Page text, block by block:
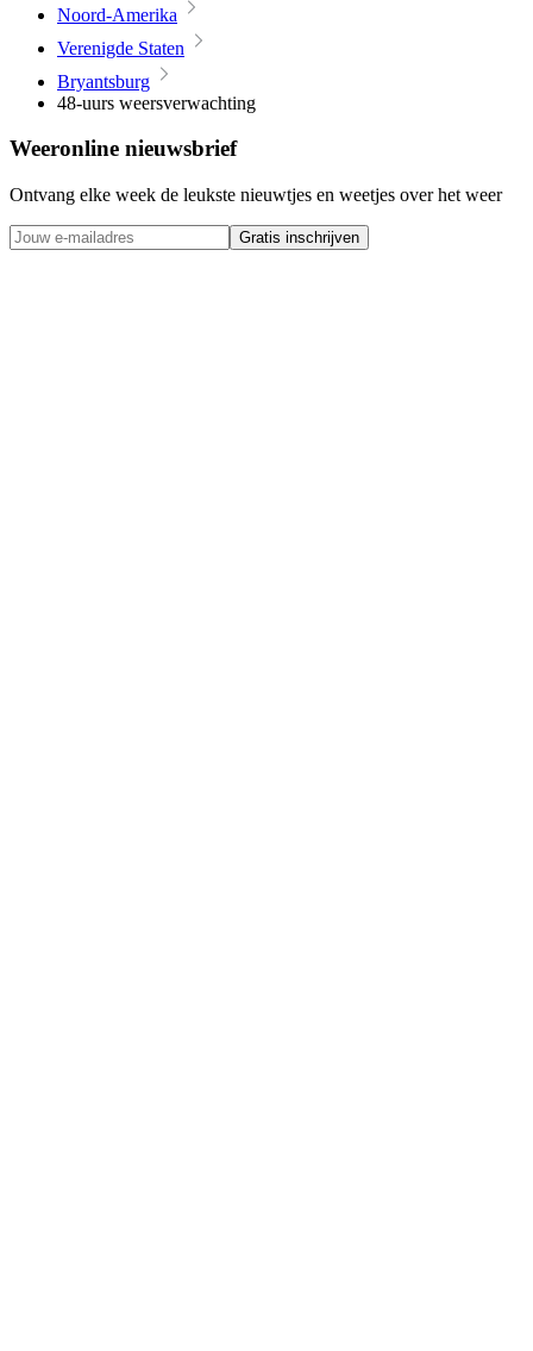
Noord-Amerika
Verenigde Staten
Bryantsburg
48-uurs weersverwachting
Weeronline nieuwsbrief
Ontvang elke week de leukste nieuwtjes en weetjes over het weer
Gratis inschrijven